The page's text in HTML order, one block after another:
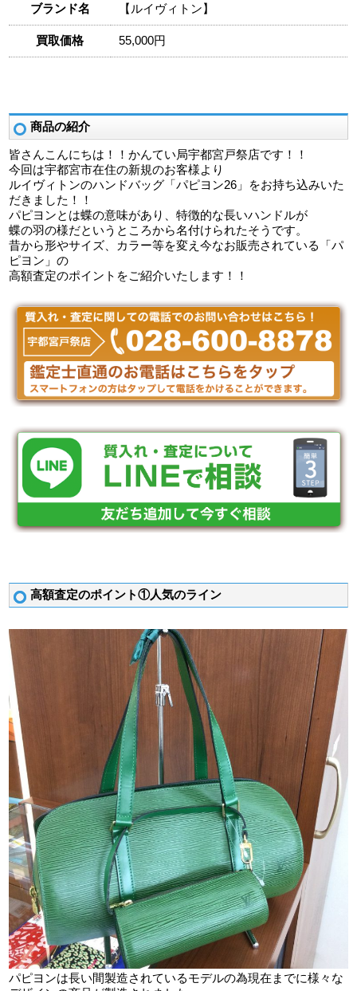
ブランド名 【ルイヴィトン】
買取価格 55,000円
商品の紹介
皆さんこんにちは！！かんてい局宇都宮戸祭店です！！
今回は宇都宮市在住の新規のお客様より
ルイヴィトンのハンドバッグ「パピヨン26」をお持ち込みいた
だきました！！
パピヨンとは蝶の意味があり、特徴的な長いハンドルが
蝶の羽の様だというところから名付けられたそうです。
昔から形やサイズ、カラー等を変え今なお販売されている「パ
ピヨン」の
高額査定のポイントをご紹介いたします！！
高額査定のポイント①人気のライン
パピヨンは長い間製造されているモデルの為現在までに様々な